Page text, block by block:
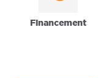
Financement